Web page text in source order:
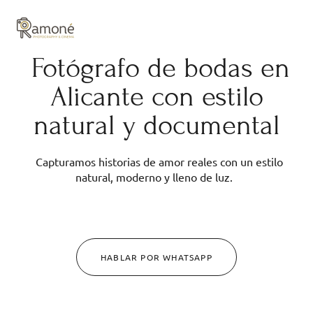
Fotógrafo de bodas en
Alicante con estilo
natural y documental
Capturamos historias de amor reales con un estilo
natural, moderno y lleno de luz.
HABLAR POR WHATSAPP